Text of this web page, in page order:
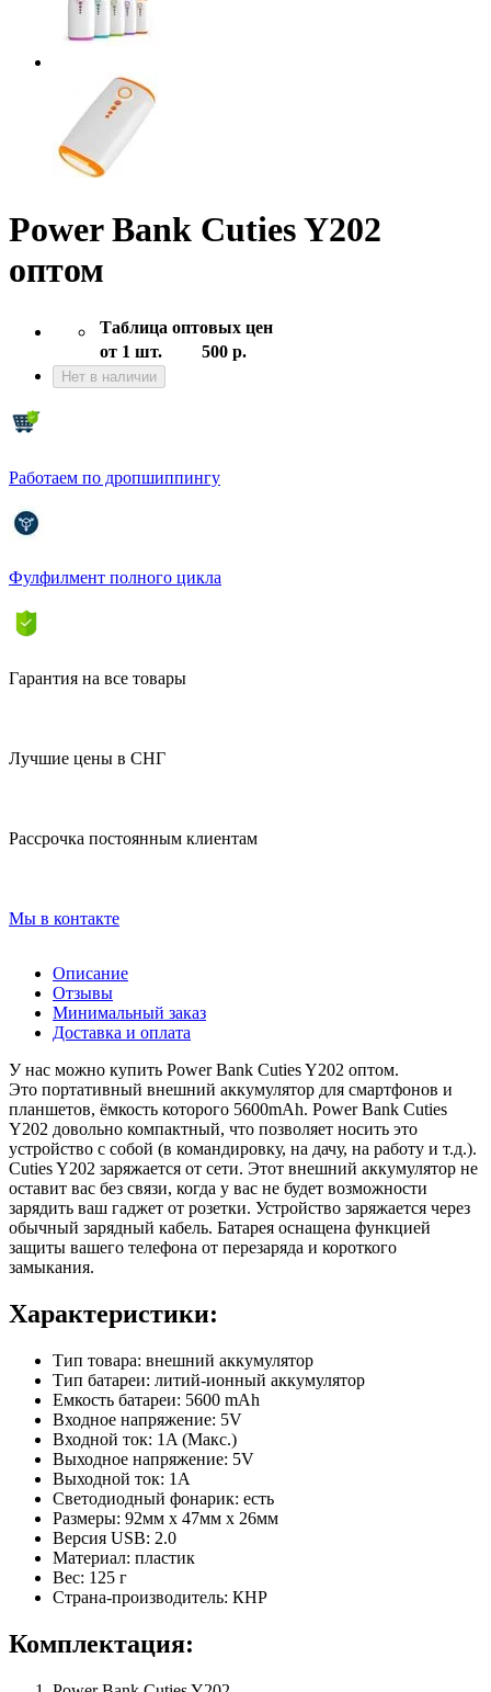
Power Bank Cuties Y202
оптом
Таблица оптовых цен
от 1 шт.
500 р.
Нет в наличии
Работаем по дропшиппингу
Фулфилмент полного цикла
Гарантия на все товары
Лучшие цены в СНГ
Рассрочка постоянным клиентам
Мы в контакте
Описание
Отзывы
Минимальный заказ
Доставка и оплата
У нас можно купить Power Bank Cuties Y202 оптом.
Это портативный внешний аккумулятор для смартфонов и
планшетов, ёмкость которого 5600mAh. Power Bank Cuties
Y202 довольно компактный, что позволяет носить это
устройство с собой (в командировку, на дачу, на работу и т.д.).
Cuties Y202 заряжается от сети. Этот внешний аккумулятор не
оставит вас без связи, когда у вас не будет возможности
зарядить ваш гаджет от розетки. Устройство заряжается через
обычный зарядный кабель. Батарея оснащена функцией
защиты вашего телефона от перезаряда и короткого
замыкания.
Характеристики:
Тип товара: внешний аккумулятор
Тип батареи: литий-ионный аккумулятор
Емкость батареи: 5600 mAh
Входное напряжение: 5V
Входной ток: 1A (Макс.)
Выходное напряжение: 5V
Выходной ток: 1A
Светодиодный фонарик: есть
Размеры: 92мм x 47мм x 26мм
Версия USB: 2.0
Материал: пластик
Вес: 125 г
Страна-производитель: КНР
Комплектация: